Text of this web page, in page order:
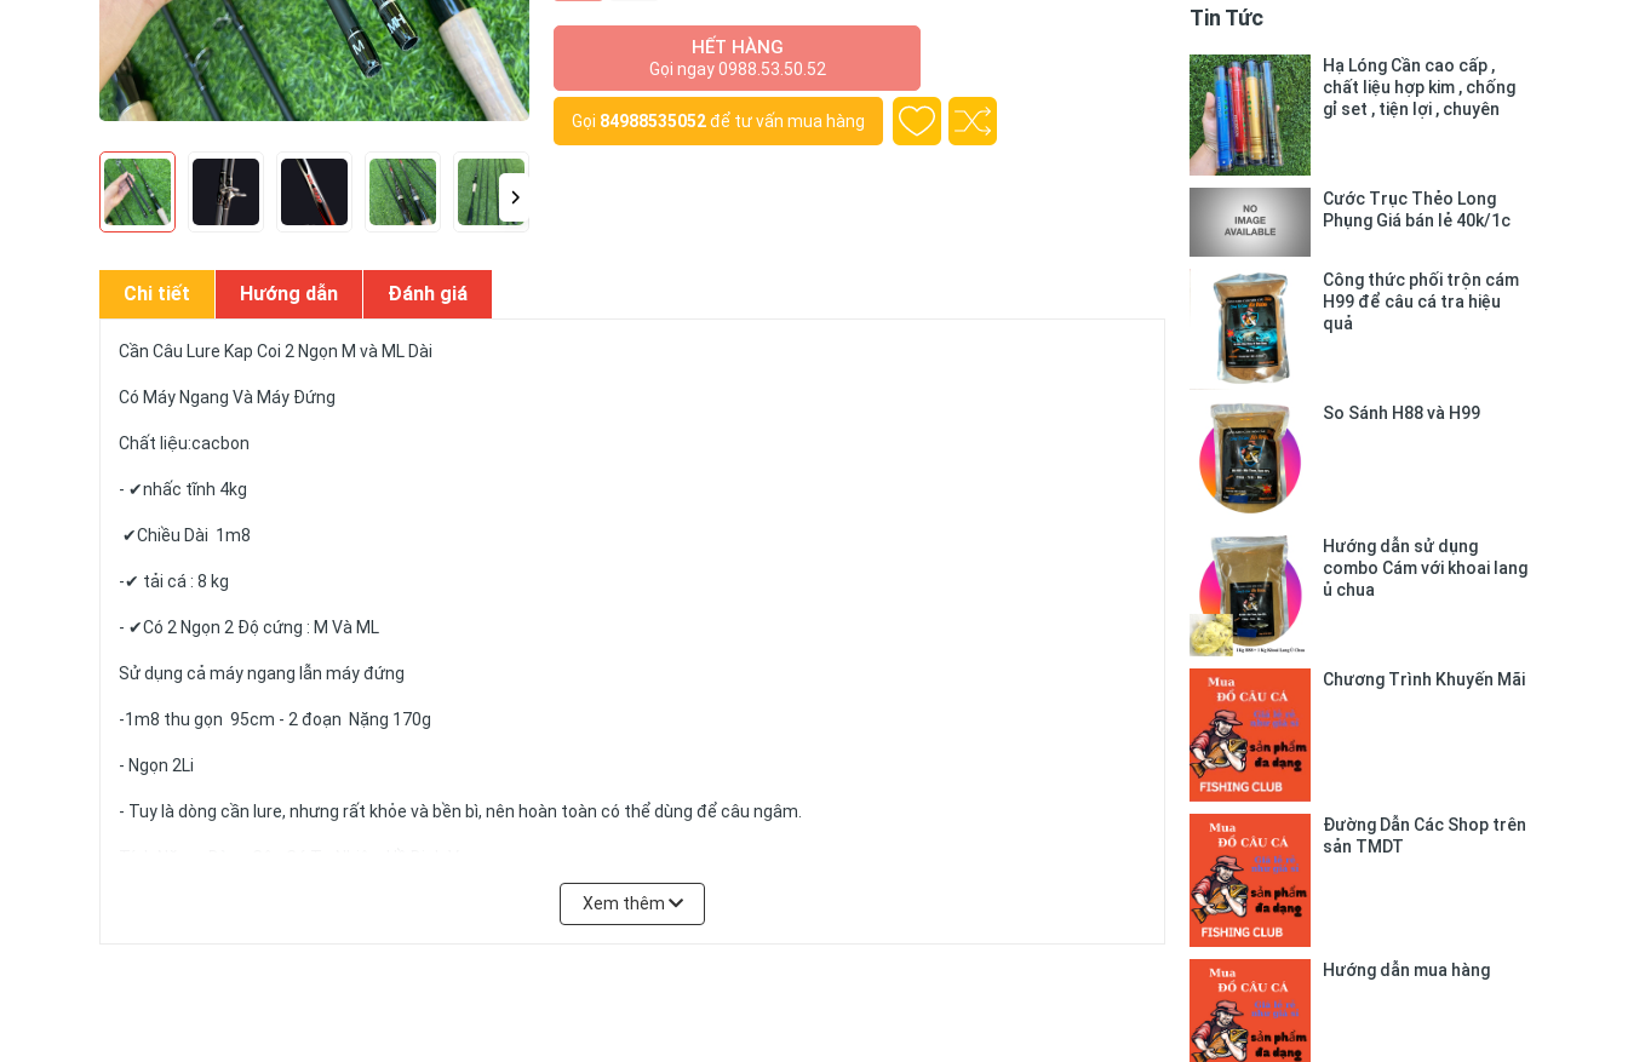
HẾT HÀNG
Gọi ngay 0988.53.50.52
Gọi 84988535052để tư vấn mua hàng
Chi tiết Hướng dẫn Đánh giá
Cần Câu Lure Kap Coi 2 Ngọn M và ML Dài
Có Máy Ngang Và Máy Đứng
Chất liệu:cacbon
- ✔nhấc tĩnh 4kg
✔Chiều Dài 1m8
-✔ tải cá : 8 kg
- ✔Có 2 Ngọn 2 Độ cứng : M Và ML
Sử dụng cả máy ngang lẫn máy đứng
-1m8 thu gọn 95cm - 2 đoạn Nặng 170g
- Ngọn 2Li
- Tuy là dòng cần lure, nhưng rất khỏe và bền bì, nên hoàn toàn có thể dùng để câu ngâm.
Xem thêm
Tin Tức
Hạ Lóng Cần cao cấp ,
chất liệu hợp kim , chống
gỉ set , tiện lợi , chuyên
Cước Trục Thẻo Long
Phụng Giá bán lẻ 40k/1c
Công thức phối trộn cám
H99 để câu cá tra hiệu
quả
So Sánh H88 và H99
Hướng dẫn sử dụng
combo Cám với khoai lang
ủ chua
Chương Trình Khuyến Mãi
Đường Dẫn Các Shop trên
sản TMDT
Hướng dẫn mua hàng